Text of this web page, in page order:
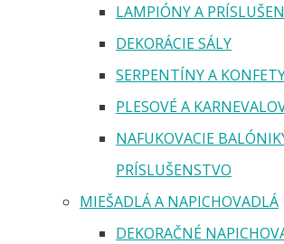
LAMPIÓNY A
DEKORÁCIE SÁLY
SERPENTÍNY A
PLESOVÉ A
NAFUKOVACIE
PRÍSLUŠENSTVO
MIEŠADLÁ A NAPICHOVADLÁ
DEKORAČNÉ